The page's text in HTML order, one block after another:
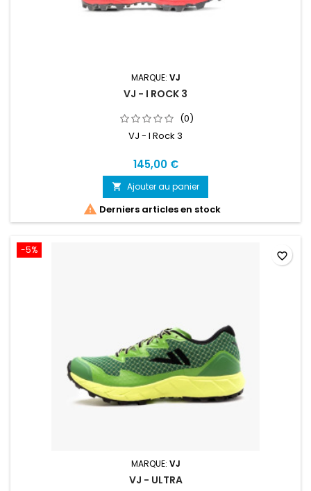
MARQUE: VJ
VJ - I ROCK 3
(0)
VJ - I Rock 3
145,00 €
 Ajouter au panier
 Derniers articles en stock
-5%
MARQUE: VJ
VJ - ULTRA
favorite_border